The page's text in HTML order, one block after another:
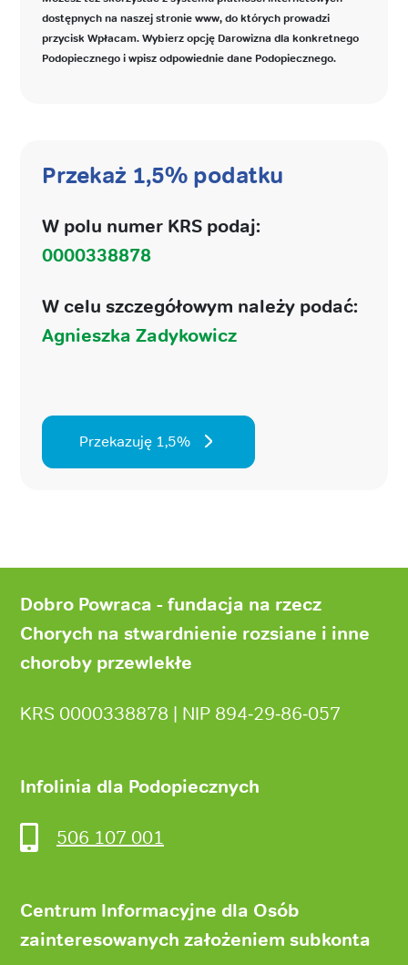
dostępnych na naszej stronie www, do których prowadzi
przycisk Wpłacam. Wybierz opcję Darowizna dla konkretnego
Podopiecznego i wpisz odpowiednie dane Podopiecznego.
Przekaż 1,5% podatku
W polu numer KRS podaj:
0000338878
W celu szczegółowym należy podać:
Agnieszka Zadykowicz
Przekazuję 1,5%
stronyDobro Powraca - fundacja na rzecz
Chorych na stwardnienie rozsiane i inne
choroby przewlekłe
KRS 0000338878 | NIP 894‑29‑86‑057
Infolinia dla Podopiecznych
506 107 001
Centrum Informacyjne dla Osób
zainteresowanych założeniem subkonta